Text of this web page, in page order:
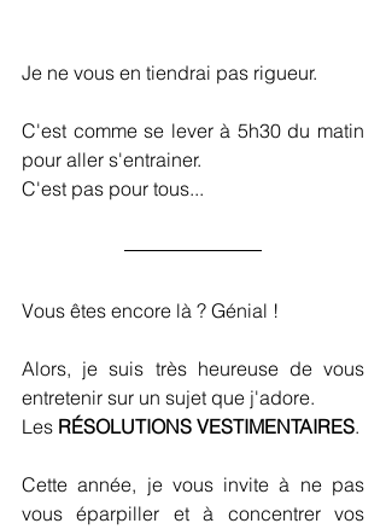
Je ne vous en tiendrai pas rigueur.
C'est comme se lever à 5h30 du matin
pour aller s'entrainer.
C'est pas pour tous...
Vous êtes encore là ? Génial !
Alors, je suis très heureuse de vous
entretenir sur un sujet que j'adore.
Les RÉSOLUTIONS VESTIMENTAIRES.
Cette année, je vous invite à ne pas
vous éparpiller et à concentrer vos